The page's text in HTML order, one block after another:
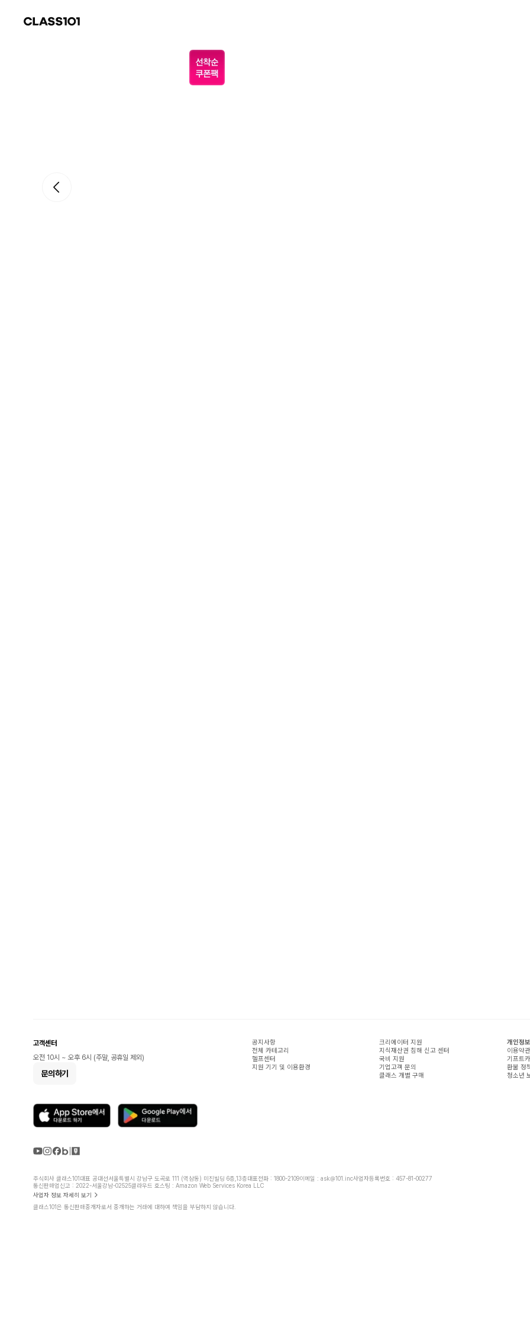
고객센터
오전 10시 ~ 오후 6시 (주말, 공휴일 제외)
문의하기
공지사항
전체 카테고리
헬프센터
지원 기기 및 이용환경
크리에이터 지원
지식재산권 침해 신고 센터
국비 지원
기업고객 문의
클래스 개별 구매
개인정
이용약관
기프트
환불 정
청소년
주식회사 클래스101대표 공대선서울특별시 강남구 도곡로 111 (역삼동) 미진빌딩 6층,13층대표전화 : 1800-2109이메일 : ask@101.inc사업자등록번호 : 457-81-00277
통신판매업신고 : 2022-서울강남-02525클라우드 호스팅 : Amazon Web Services Korea LLC
사업자 정보 자세히 보기
클래스101은 통신판매중개자로서 중개하는 거래에 대하여 책임을 부담하지 않습니다.